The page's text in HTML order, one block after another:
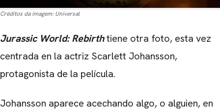
Créditos da imagem: Universal
Jurassic World: Rebirthtiene otra foto, esta vez
centrada en la actriz Scarlett Johansson,
protagonista de la película.
Johansson aparece acechando algo, o alguien, en